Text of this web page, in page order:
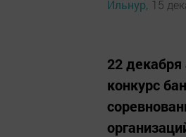
Ильнур, 15
22
конкурс